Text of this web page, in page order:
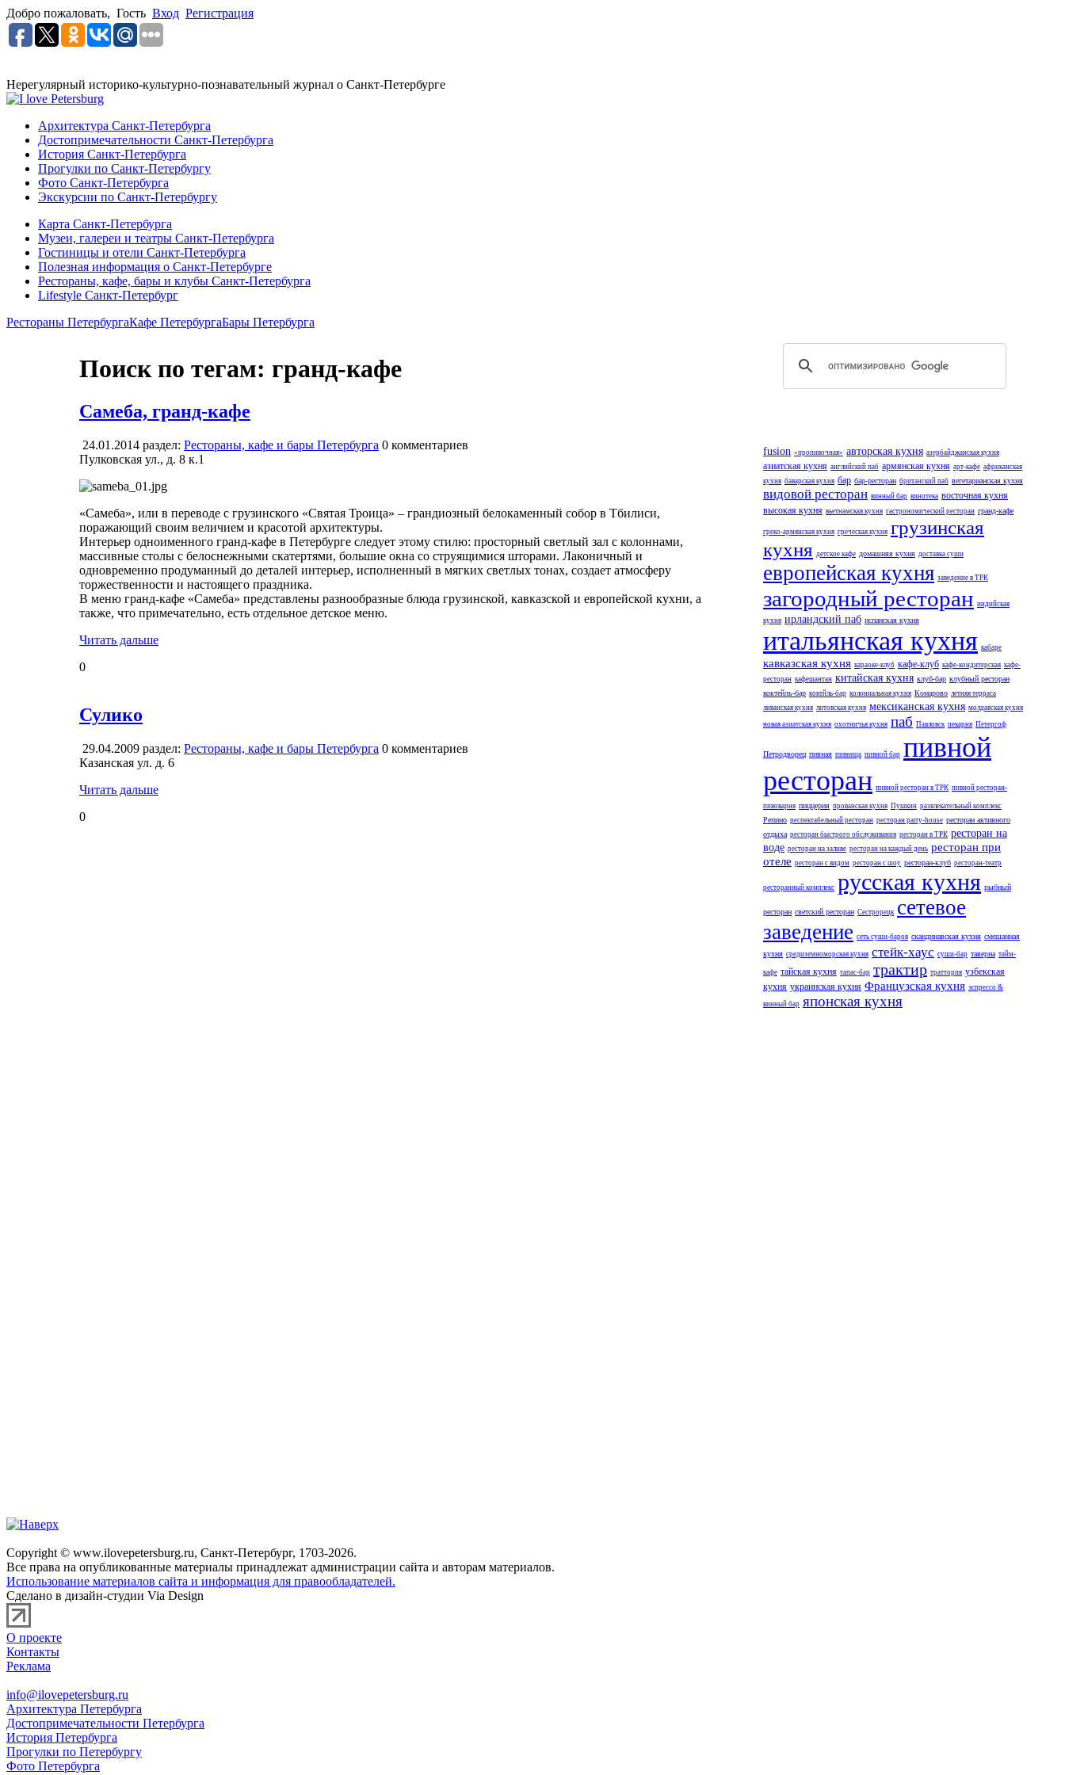
Добро пожаловать, Гость Вход Регистрация
Нерегулярный историко-культурно-познавательный журнал о Санкт-Петербурге
Архитектура Санкт-Петербурга
Достопримечательности Санкт-Петербурга
История Санкт-Петербурга
Прогулки по Санкт-Петербургу
Фото Санкт-Петербурга
Экскурсии по Санкт-Петербургу
Карта Санкт-Петербурга
Музеи, галереи и театры Санкт-Петербурга
Гостиницы и отели Санкт-Петербурга
Полезная информация о Санкт-Петербурге
Рестораны, кафе, бары и клубы Санкт-Петербурга
Lifestyle Санкт-Петербург
Рестораны ПетербургаКафе ПетербургаБары Петербурга
Поиск по тегам: гранд-кафе
Самеба, гранд-кафе
24.01.2014 раздел: Рестораны, кафе и бары Петербурга 0 комментариев
Пулковская ул., д. 8 к.1
«Самеба», или в переводе с грузинского «Святая Троица» – грандиозный белокаменный собор в Тбилиси,
поражающий своим величием и красотой архитектуры.
Интерьер одноименного гранд-кафе в Петербурге следует этому стилю: просторный светлый зал с колоннами,
массивные столы с белоснежными скатертями, большие окна со струящимися шторами. Лаконичный и
одновременно продуманный до деталей интерьер, исполненный в мягких светлых тонах, создает атмосферу
торжественности и настоящего праздника.
В меню гранд-кафе «Самеба» представлены разнообразные блюда грузинской, кавказской и европейской кухни, а
также, что примечательно, есть отдельное детское меню.
Читать дальше
0
Сулико
29.04.2009 раздел: Рестораны, кафе и бары Петербурга 0 комментариев
Казанская ул. д. 6
Читать дальше
0
fusion «пропивочная» авторская кухня азербайджанская кухня
азиатская кухня английский паб армянская кухня арт-кафе африканская
кухня баварская кухня бар бар-ресторан британский паб вегетарианская кухня
видовой ресторан винный бар винотека восточная кухня
высокая кухня вьетнамская кухня гастрономический ресторан гранд-кафе
греко-армянская кухня греческая кухня грузинская
кухня детское кафе домашняя кухня доставка суши
европейская кухня заведение в ТРК
загородный ресторан индийская
кухня ирландский паб испанская кухня
итальянская кухня кабаре
кавказская кухня караоке-клуб кафе-клуб кафе-кондитерская кафе-
ресторан кафешантан китайская кухня клуб-бар клубный ресторан
коктейль-бар коктйль-бар колониальная кухня Комарово летняя терраса
ливанская кухня литовская кухня мексиканская кухня молдавская кухня
новая азиатская кухня охотничья кухня паб Павловск пекарня Петергоф
Петродворец пивная пивница пивной бар пивной
ресторан пивной ресторан в ТРК пивной ресторан-
пивоварня пиццерия прованская кухня Пушкин развлекательный комплекс
Репино респектабельный ресторан ресторан party-house ресторан активного
отдыха ресторан быстрого обслуживания ресторан в ТРК ресторан на
воде ресторан на заливе ресторан на каждый день ресторан при
отеле ресторан с видом ресторан с шоу ресторан-клуб ресторан-театр
ресторанный комплекс русская кухня рыбный
ресторан светский ресторан Сестрорецк сетевое
заведение сеть суши-баров скандинавская кухня смешанная
кухня средиземноморская кухня стейк-хаус суши-бар таверна тайм-
кафе тайская кухня тапас-бар трактир траттория узбекская
кухня украинская кухня Французская кухня эспрессо &
винный бар японская кухня
Copyright © www.ilovepetersburg.ru, Санкт-Петербург, 1703-2026.
Все права на опубликованные материалы принадлежат администрации сайта и авторам материалов.
Использование материалов сайта и информация для правообладателей.
Сделано в дизайн-студии Via Design
О проекте
Контакты
Реклама
info@ilovepetersburg.ru
Архитектура Петербурга
Достопримечательности Петербурга
История Петербурга
Прогулки по Петербургу
Фото Петербурга